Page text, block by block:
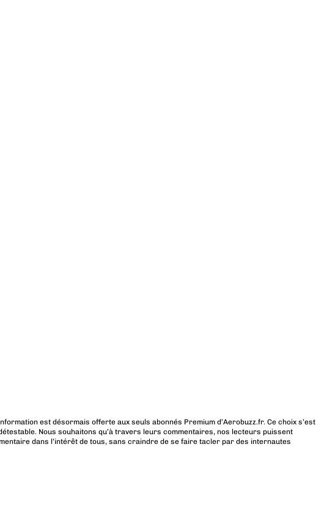
est désormais offerte aux seuls abonnés Premium d’Aerobuzz.fr. Ce choix s’est
Nous souhaitons qu’à travers leurs commentaires, nos lecteurs puissent
dans l’intérêt de tous, sans craindre de se faire tacler par des internautes